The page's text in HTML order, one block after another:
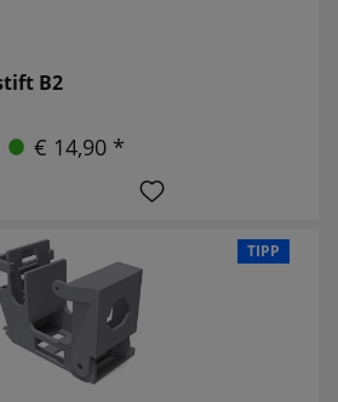
B2
€ 14,90 *
TIPP